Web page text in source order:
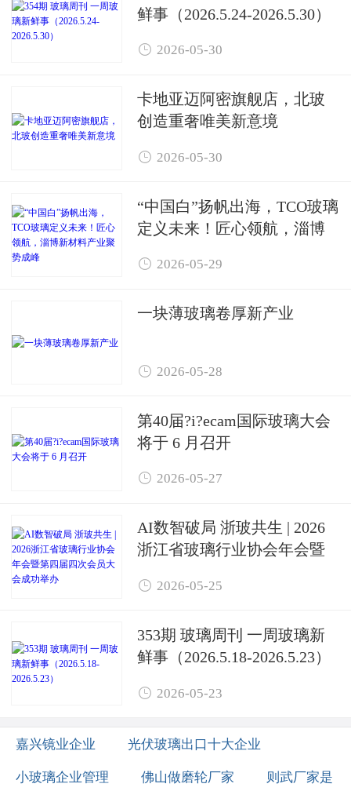
鲜事（2026.5.24-2026.5.30）
 2026-05-30
卡地亚迈阿密旗舰店，北玻
创造重奢唯美新意境
 2026-05-30
“中国白”扬帆出海，TCO玻璃
定义未来！匠心领航，淄博
 2026-05-29
一块薄玻璃卷厚新产业
 2026-05-28
第40届?i?ecam国际玻璃大会
将于 6 月召开
 2026-05-27
AI数智破局 浙玻共生 | 2026
浙江省玻璃行业协会年会暨
办
 2026-05-25
353期 玻璃周刊 一周玻璃新
鲜事（2026.5.18-2026.5.23）
 2026-05-23
嘉兴镜业企业 光伏玻璃出口十大企业
小玻璃企业管理 佛山做磨轮厂家 则武厂家是